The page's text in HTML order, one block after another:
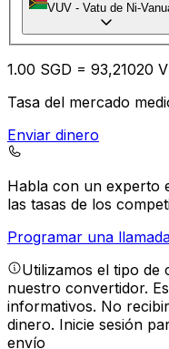
VUV - Vatu de Ni-
1.00 SGD = 93,21020
Tasa del mercado
Enviar dinero
Habla con un experto
las tasas de los
Programar una
Utilizamos el tipo de
nuestro convertidor.
informativos. No
dinero. Inicie sesión
envío